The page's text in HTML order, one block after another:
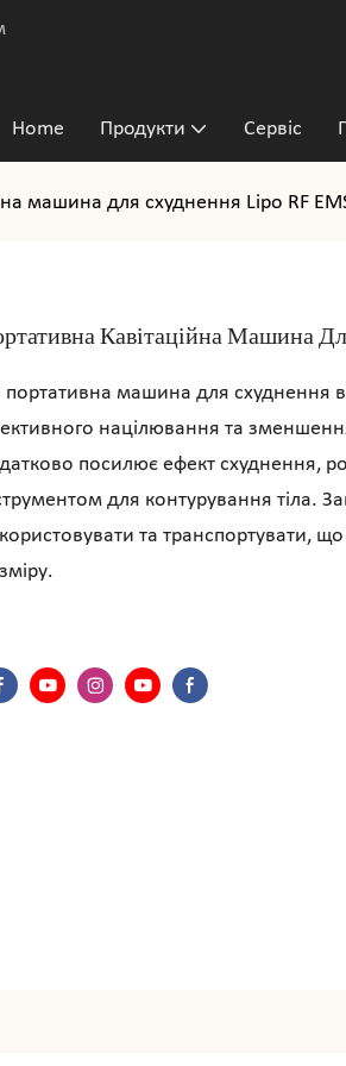
Home Продукти Сервіс
машина для схуднення Lipo RF
Кавітаційна Машина
машина для схуднення
націлювання та
посилює ефект схуднення,
для контурування тіла.
та транспортувати,